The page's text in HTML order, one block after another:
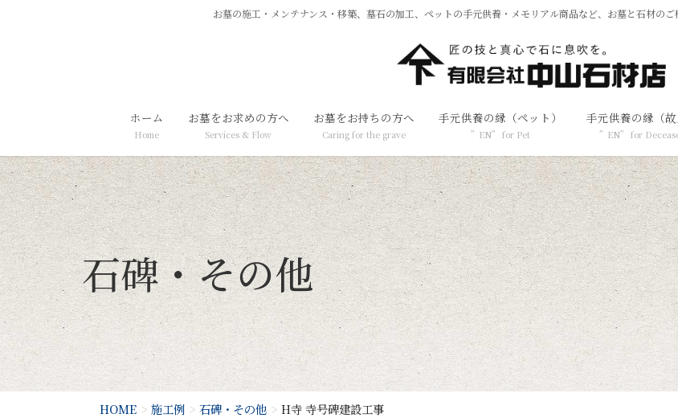
お墓の施工・メンテナンス・移築、墓石の加工、ペットの手元供養・メモリアル商品など、お墓と石材のご
ホーム
Home
お墓をお求めの方へ
Services & Flow
お墓をお持ちの方へ
Caring for the grave
手元供養の縁（ペット）
”EN” for Pet
手元供養の縁（故
”EN” for
石碑・その他
HOME 施工例 石碑・その他 H寺 寺号碑建設工事